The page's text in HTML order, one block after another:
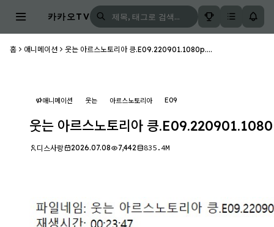
카카오TV
홈 애니메이션 웃는 아르스노토리아 킁.E09.220901.1080p....
애니메이션 웃는 아르스노토리아 E09
웃는 아르스노토리아 킁
디스사랑 2026.07.08 7,442 835.4M